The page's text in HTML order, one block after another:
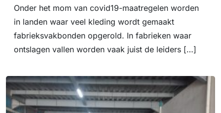
Onder het mom van covid19-maatregelen worden
in landen waar veel kleding wordt gemaakt
fabrieksvakbonden opgerold. In fabrieken waar
ontslagen vallen worden vaak juist de leiders […]